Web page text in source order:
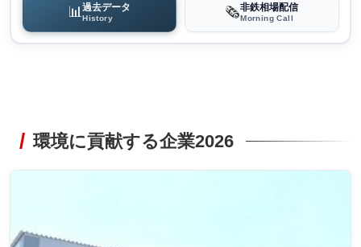
📊過去データ
History 🗞️非鉄相場配信
Morning Call
環境に貢献する企業2026